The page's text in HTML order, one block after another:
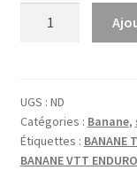
VTT
-
ENDURO
UGS : ND
Catégories : Banane,
Étiquettes : BANANE
BANANE VTT ENDURO